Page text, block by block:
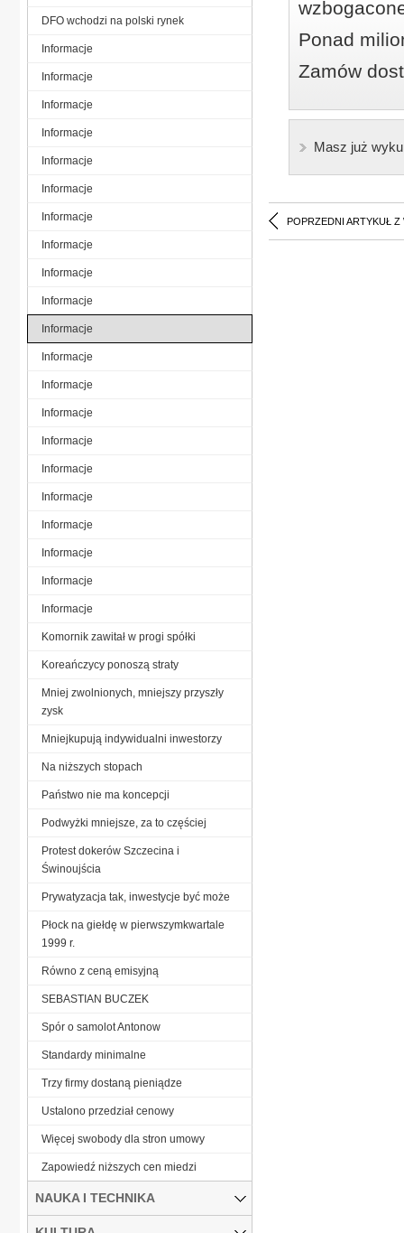
Ponad
Zamów
Masz już
POPRZEDNI ARTYKUŁ Z
DFO wchodzi na polski rynek
Informacje
Informacje
Informacje
Informacje
Informacje
Informacje
Informacje
Informacje
Informacje
Informacje
Informacje
Informacje
Informacje
Informacje
Informacje
Informacje
Informacje
Informacje
Informacje
Informacje
Informacje
Komornik zawitał w progi spółki
Koreańczycy ponoszą straty
Mniej zwolnionych, mniejszy przyszły
zysk
Mniejkupują indywidualni inwestorzy
Na niższych stopach
Państwo nie ma koncepcji
Podwyżki mniejsze, za to częściej
Protest dokerów Szczecina i
Świnoujścia
Prywatyzacja tak, inwestycje być może
Płock na giełdę w pierwszymkwartale
1999 r.
Równo z ceną emisyjną
SEBASTIAN BUCZEK
Spór o samolot Antonow
Standardy minimalne
Trzy firmy dostaną pieniądze
Ustalono przedział cenowy
Więcej swobody dla stron umowy
Zapowiedź niższych cen miedzi
NAUKA I TECHNIKA